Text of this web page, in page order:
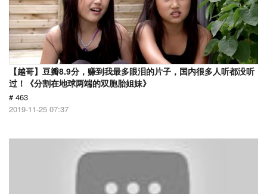
【越哥】豆瓣8.9分，赚到我最多眼泪的片子，国内很多人听都没听
过！《分割在地球两端的双胞胎姐妹》
# 463
2019-11-25 07:37